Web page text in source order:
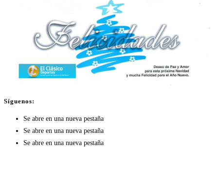
Síguenos:
Se abre en una nueva pestaña
Se abre en una nueva pestaña
Se abre en una nueva pestaña